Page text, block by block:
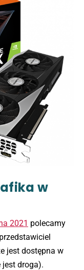
w
2021 polecamy
jest dostępna w
droga).